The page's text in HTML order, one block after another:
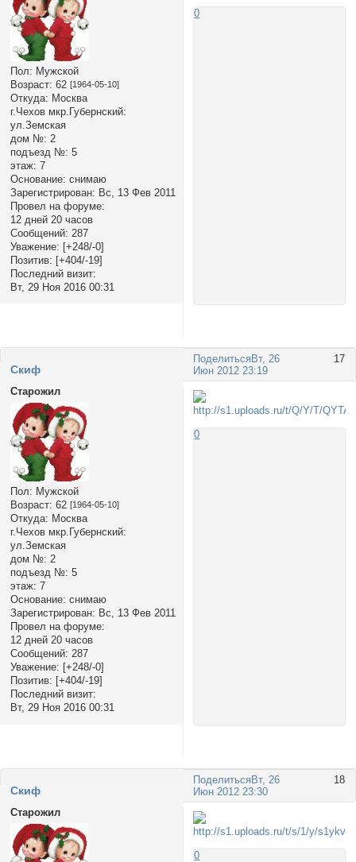
Пол: Мужской
Возраст: 62 [1964-05-10]
Откуда: Москва
г.Чехов мкр.Губернский:
ул.Земская
дом №: 2
подъезд №: 5
этаж: 7
Основание: снимаю
Зарегистрирован: Вс, 13 Фев 2011
Провел на форуме:
12 дней 20 часов
Сообщений: 287
Уважение: [+248/-0]
Позитив: [+404/-19]
Последний визит:
Вт, 29 Ноя 2016 00:31
0
Поделиться 17
Вт, 26
Июн 2012 23:19
Cкиф
Старожил
Пол: Мужской
Возраст: 62 [1964-05-10]
Откуда: Москва
г.Чехов мкр.Губернский:
ул.Земская
дом №: 2
подъезд №: 5
этаж: 7
Основание: снимаю
Зарегистрирован: Вс, 13 Фев 2011
Провел на форуме:
12 дней 20 часов
Сообщений: 287
Уважение: [+248/-0]
Позитив: [+404/-19]
Последний визит:
Вт, 29 Ноя 2016 00:31
0
Поделиться 18
Вт, 26
Июн 2012 23:30
Cкиф
Старожил
0